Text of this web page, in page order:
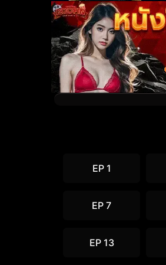
EP 1
EP 7
EP 13